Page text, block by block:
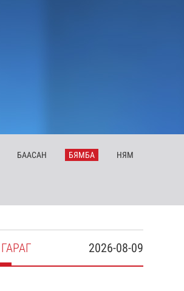
БААСАН БЯМБА НЯМ
2026-08-09
ГАРАГ